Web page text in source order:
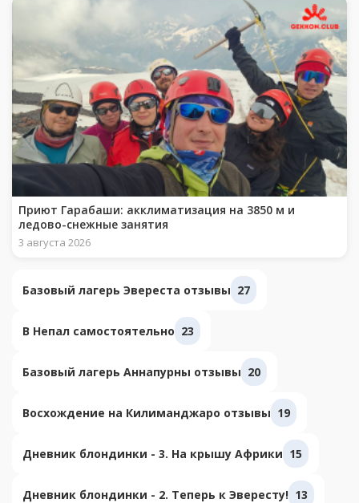
Приют Гарабаши: акклиматизация на 3850 м и
ледово-снежные занятия
3 августа 2026
Базовый лагерь Эвереста отзывы 27
В Непал самостоятельно 23
Базовый лагерь Аннапурны отзывы 20
Восхождение на Килиманджаро отзывы 19
Дневник блондинки - 3. На крышу Африки 15
Дневник блондинки - 2. Теперь к Эвересту! 13